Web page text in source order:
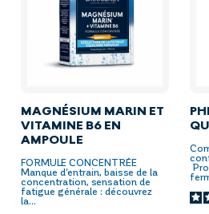
MAGNÉSIUM MARIN ET
VITAMINE B6 EN
AMPOULE
FORMULE CONCENTRÉE
Manque d'entrain, baisse de la
concentration, sensation de
fatigue générale : découvrez
la...